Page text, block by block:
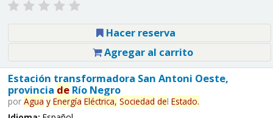
Hacer reserva
Agregar al carrito
Estación transformadora San Antoni Oeste,
provincia deRío Negro
por Agua y Energía Eléctrica, Sociedad del Estado.